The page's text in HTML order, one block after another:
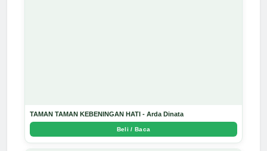
TAMAN TAMAN KEBENINGAN HATI - Arda Dinata
Beli / Baca